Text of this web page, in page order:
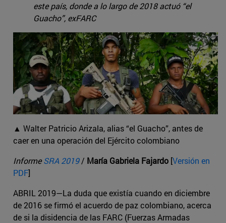
este país, donde a lo largo de 2018 actuó “el
Guacho”, exFARC
▲ Walter Patricio Arizala, alias “el Guacho”, antes de
caer en una operación del Ejército colombiano
InformeSRA 2019 / María Gabriela Fajardo [Versión en
PDF]
ABRIL 2019—La duda que existía cuando en diciembre
de 2016 se firmó el acuerdo de paz colombiano, acerca
de si la disidencia de las FARC (Fuerzas Armadas